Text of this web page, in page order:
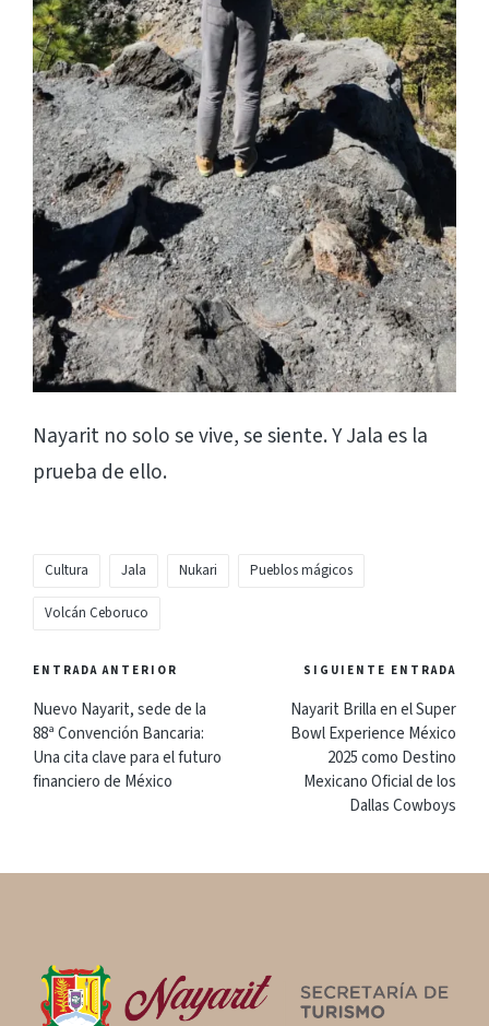
Nayarit no solo se vive, se siente. Y Jala es la
prueba de ello.
Cultura Jala Nukari Pueblos mágicos
Volcán Ceboruco
Navegación
de
entradas
ENTRADA ANTERIOR
Nuevo Nayarit, sede de la
88ª Convención Bancaria:
Una cita clave para el futuro
financiero de México
SIGUIENTE ENTRADA
Nayarit Brilla en el Super
Bowl Experience México
2025 como Destino
Mexicano Oficial de los
Dallas Cowboys